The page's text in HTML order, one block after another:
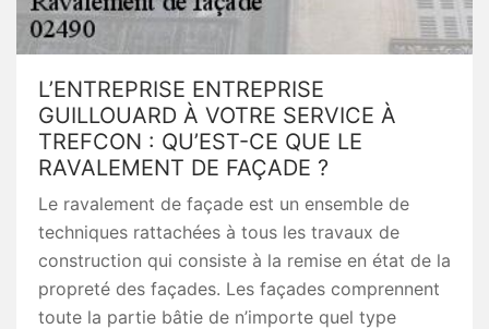
L’ENTREPRISE ENTREPRISE
GUILLOUARD À VOTRE SERVICE À
TREFCON : QU’EST-CE QUE LE
RAVALEMENT DE FAÇADE ?
Le ravalement de façade est un ensemble de
techniques rattachées à tous les travaux de
construction qui consiste à la remise en état de la
propreté des façades. Les façades comprennent
toute la partie bâtie de n’importe quel type